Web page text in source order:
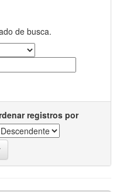
de busca.
registros por